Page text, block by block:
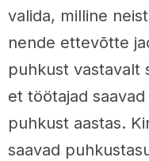
valida, milline
nende ettevõtte
puhkust vastavalt
et töötajad
puhkust aastas.
saavad